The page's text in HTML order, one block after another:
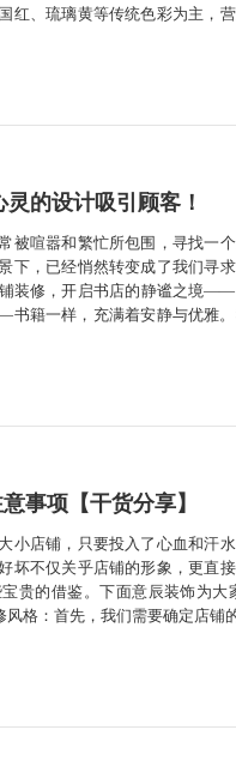
红、琉璃黄等传统色彩为主，
理规...
的设计吸引顾客！
被喧嚣和繁忙所包围，寻找一
下，已经悄然转变成了我们寻
装修，开启书店的静谧之境
籍一样，充满着安静与优雅
，又...
事项【干货分享】
小店铺，只要投入了心血和汗
坏不仅关乎店铺的形象，更直
贵的借鉴。下面意辰装饰为
格：首先，我们需要确定店